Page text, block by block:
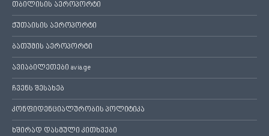
თბილისის აეროპორტი
ქუთაისის აეროპორტი
ბათუმის აეროპორტი
ავიაბილეთები avia.ge
ჩვენს შესახებ
კონფიდენციალურობის პოლიტიკა
ხშირად დასმული კითხვები